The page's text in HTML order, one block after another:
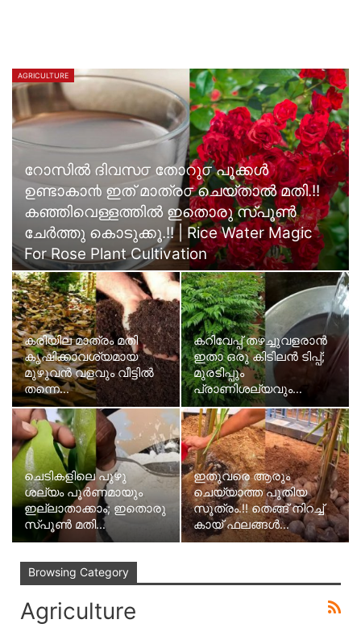
AGRICULTURE
റോസിൽ ദിവസ൦ തോറു൦ പൂക്കൾ
ഉണ്ടാകാ൯ ഇത് മാത്ര൦ ചെയ്താൽ മതി.!!
കഞ്ഞിവെള്ളത്തിൽ ഇതൊരു സ്പൂൺ
ചേർത്തു കൊടുക്കൂ.!! | Rice Water Magic
For Rose Plant Cultivation
Creator An Aug 7, 2026
കരിയില മാത്രം മതി
കൃഷിക്കാവശ്യമായ
മുഴുവൻ വളവും വീട്ടിൽ
തന്നെ…
കറിവേപ്പ് തഴച്ചുവളരാൻ
ഇതാ ഒരു കിടിലൻ ടിപ്പ്;
മുരടിപ്പും
പ്രാണിശല്യവും…
ചെടികളിലെ പുഴു
ശല്യം പൂർണമായും
ഇല്ലാതാക്കാം; ഇതൊരു
സ്പൂൺ മതി…
ഇതുവരെ ആരും
ചെയ്യാത്ത പുതിയ
സൂത്രം.!! തെങ്ങ് നിറച്ച്
കായ് ഫലങ്ങൾ…
Browsing Category
Agriculture